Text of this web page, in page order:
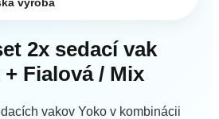
2x sedací vak
Fialová / Mix
vakov Yoko v kombinácii